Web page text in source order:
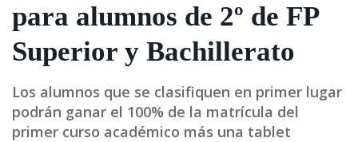
para alumnos de 2º de FP
Superior y Bachillerato
Los alumnos que se clasifiquen en primer lugar
podrán ganar el 100% de la matrícula del
primer curso académico más una tablet